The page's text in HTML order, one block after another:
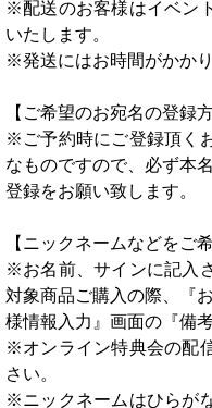
※配送のお客様はイベン
いたします。
※発送にはお時間がかか
【ご希望のお宛名の登録方
※ご予約時にご登録頂く
なものですので、必ず本
登録をお願い致します。
【ニックネームなどをご
※お名前、サインに記入
対象商品ご購入の際、『
様情報入力』画面の『備
※オンライン特典会の配
さい。
※ニックネームはひらが